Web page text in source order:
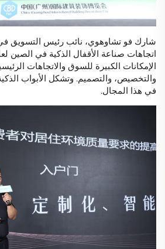
شارك فو تشاوهوي، نائب رئيس التسويق
الإمكانات الكبيرة للسوق والاتجاهات
والتخصيص، والتصميم. وتشكل الأبواب
في هذا المجال.